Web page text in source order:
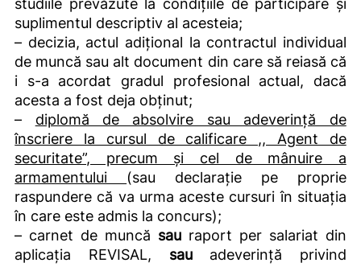
studiile prevăzute la condițiile de participare și
suplimentul descriptiv al acesteia;
– decizia, actul adițional la contractul individual
de muncă sau alt document din care să reiasă că
i s-a acordat gradul profesional actual, dacă
acesta a fost deja obţinut;
– diplomă de absolvire sau adeverinţă de
înscriere la cursul de calificare ,, Agent de
securitate”, precum şi cel de mânuire a
armamentului (sau declarație pe proprie
raspundere că va urma aceste cursuri în situația
în care este admis la concurs);
– carnet de muncă sau raport per salariat din
aplicația REVISAL, sauadeverință privind